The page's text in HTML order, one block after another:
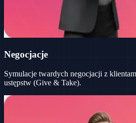
Negocjacje
Symulacje twardych negocjacji z
ustępstw (Give & Take).